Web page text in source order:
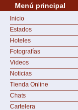
Menú principal
Inicio
Estados
Hoteles
Fotografías
Videos
Noticias
Tienda Online
Chats
Cartelera